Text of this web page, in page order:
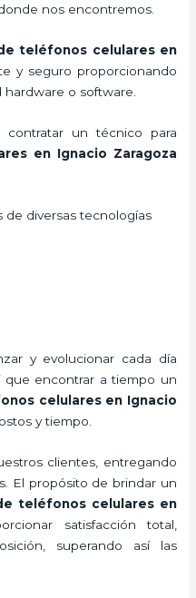
nos encontremos.
teléfonos celulares en
y seguro proporcionando
hardware o software.
contratar un técnico para
en Ignacio Zaragoza
de diversas tecnologías
y evolucionar cada día
que encontrar a tiempo un
celularesen Ignacio
y tiempo.
clientes, entregando
El propósito de brindar un
teléfonos celularesen
satisfacción total,
superando así las